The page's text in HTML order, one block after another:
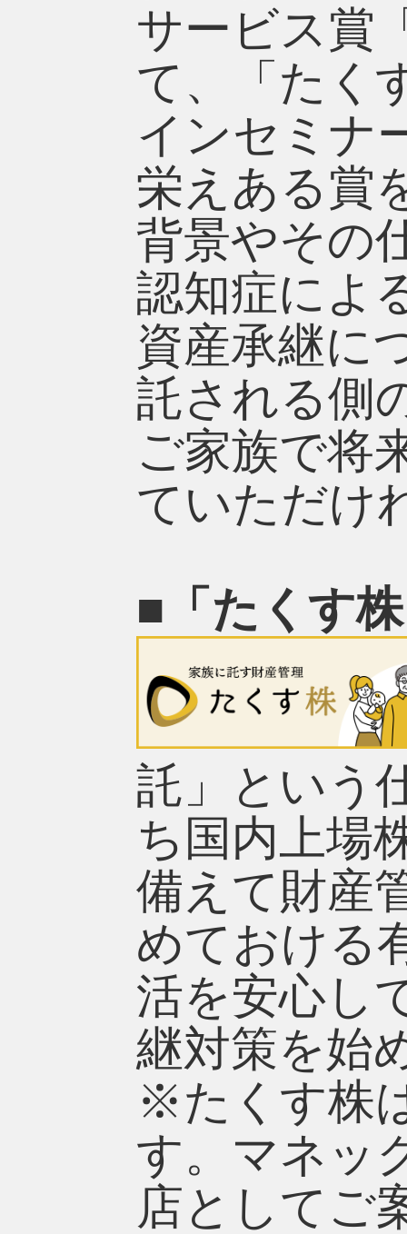
サービス賞
て、「たく
インセミナ
栄えある賞
背景やその
認知症によ
資産承継に
託される側
ご家族で将
ていただけ
■「たくす
託」という
ち国内上場
備えて財産
めておける
活を安心し
継対策を始
※たくす株
す。マネッ
店としてご